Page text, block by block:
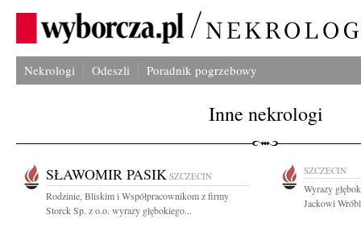
Nekrologi Odeszli Poradnik pogrzebowy
Inne nekrologi
SŁAWOMIR PASIK SZCZECIN
Rodzinie, Bliskim i Współpracownikom z firmy
Storck Sp. z o.o. wyrazy głębokiego...
SZCZECIN
Wyrazy
Jackowi